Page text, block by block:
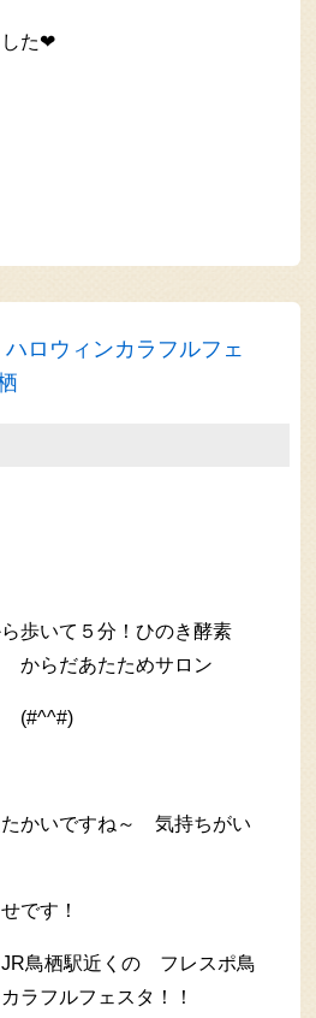
した❤
ロウィンカラフルフェ
歩いて５分！ひのき酵素
からだあたためサロン
(#^^#)
かいですね～ 気持ちがい
です！
鳥栖駅近くの フレスポ鳥
ラフルフェスタ！！